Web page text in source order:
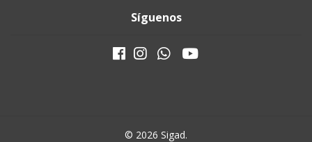
Síguenos
© 2026 Sigad.